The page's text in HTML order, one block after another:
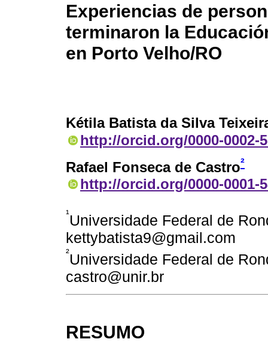
Experiencias de
terminaron la
en Porto Velho/RO
Kétila Batista da Silva
http://orcid.org/0000-0002-
Rafael Fonseca de Castro²
http://orcid.org/0000-0001-
¹Universidade Federal de
kettybatista9@gmail.com
²Universidade Federal de
castro@unir.br
RESUMO